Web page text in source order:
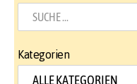
Kategorien